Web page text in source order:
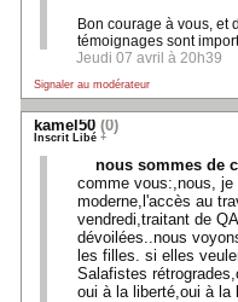
Bon courage à vous, et
témoignages sont
Jeudi 07 avril à 20h39
Signaler au modérateur
kamel50 (0)
Inscrit Libé +
nous sommes de
comme vous:,nous,
moderne,l'accès au
vendredi,traitant de
dévoilées..nous
les filles. si elles
Salafistes
oui à la liberté,oui à la